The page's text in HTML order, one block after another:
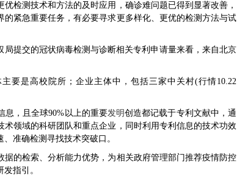
检测技术和方法的及时应用，确诊难问题已得到显著改善，
紧急重要任务，有必要寻求更多样化、更优的检测方法与试
交的冠状病毒检测与诊断相关专利申请量来看，来自北京
是高校院所；企业主体中，包括三家中关村(行情10.22
，且全球90%以上的重要发明创造都记载于专利文献中，通
领域的科研团队和重点企业，同时利用专利信息的技术功效
准确检测寻找技术突破口。
的检索、分析能力优势，为相关政府管理部门推荐疫情防控
指引。